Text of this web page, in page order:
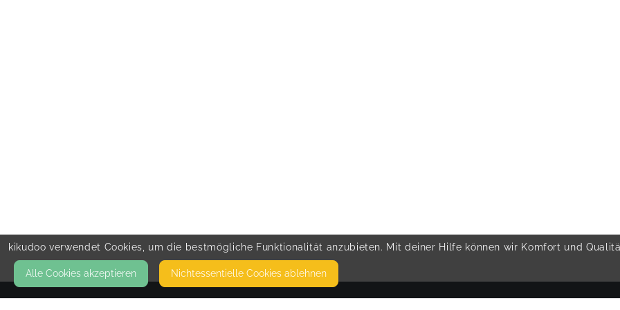
kikudoo verwendet Cookies, um die bestmögliche Funktionalität anzubieten. Mit deiner Hilfe können wir Komfort und
Alle Cookies akzeptieren Nicht­essentielle Cookies ablehnen